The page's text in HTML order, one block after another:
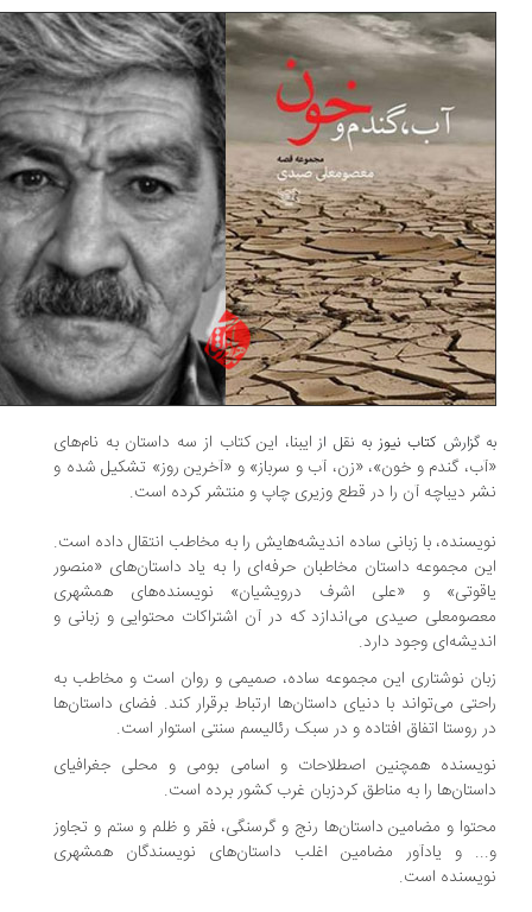
گزارش کتاب نیوز به نقل از ایبنا، این کتاب از سه داستان به نام‌های
گندم و خون»، «زن، آب و سرباز» و «آخرین روز» تشکیل شده و
دیباچه آن را در قطع وزیری چاپ و منتشر کرده است.
با زبانی ساده اندیشه‌هایش را به مخاطب انتقال داده است.
مجموعه داستان مخاطبان حرفه‌ای را به یاد داستان‌های «منصور
و «علی اشرف درویشیان» نویسنده‌های همشهری
صیدی می‌اندازد که در آن اشتراکات محتوایی و زبانی و
وجود دارد.
نوشتاری این مجموعه ساده، صمیمی و روان است و مخاطب به
می‌تواند با دنیای داستان‌ها ارتباط برقرار کند. فضای داستان‌ها
روستا اتفاق افتاده و در سبک رئالیسم سنتی استوار است.
همچنین اصطلاحات و اسامی بومی و محلی جغرافیای
را به مناطق کردزبان غرب کشور برده است.
و مضامین داستان‌ها رنج و گرسنگی، فقر و ظلم و ستم و تجاوز
و یادآور مضامین اغلب داستان‌های نویسندگان همشهری
است.